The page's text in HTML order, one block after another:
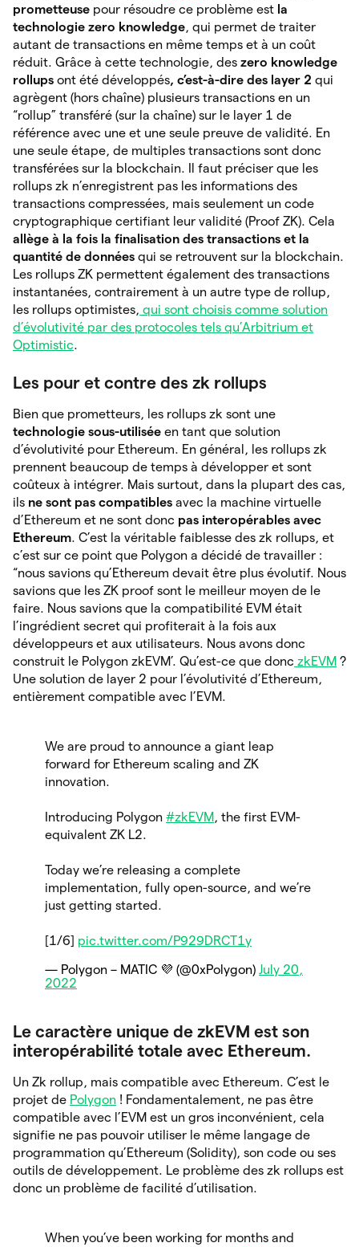
prometteuse pour résoudre ce problème est la
technologie zero knowledge, qui permet de traiter
autant de transactions en même temps et à un coût
réduit. Grâce à cette technologie, des zero knowledge
rollups ont été développés, c’est-à-dire des layer 2 qui
agrègent (hors chaîne) plusieurs transactions en un
“rollup” transféré (sur la chaîne) sur le layer 1 de
référence avec une et une seule preuve de validité. En
une seule étape, de multiples transactions sont donc
transférées sur la blockchain. Il faut préciser que les
rollups zk n’enregistrent pas les informations des
transactions compressées, mais seulement un code
cryptographique certifiant leur validité (Proof ZK). Cela
allège à la fois la finalisation des transactions et la
quantité de données qui se retrouvent sur la blockchain.
Les rollups ZK permettent également des transactions
instantanées, contrairement à un autre type de rollup,
les rollups optimistes, qui sont choisis comme solution
d’évolutivité par des protocoles tels qu’Arbitrium et
Optimistic.
Les pour et contre des zk rollups
Bien que prometteurs, les rollups zk sont une
technologie sous-utilisée en tant que solution
d’évolutivité pour Ethereum. En général, les rollups zk
prennent beaucoup de temps à développer et sont
coûteux à intégrer. Mais surtout, dans la plupart des cas,
ils ne sont pas compatibles avec la machine virtuelle
d’Ethereum et ne sont donc pas interopérables avec
Ethereum. C’est la véritable faiblesse des zk rollups, et
c’est sur ce point que Polygon a décidé de travailler :
“nous savions qu’Ethereum devait être plus évolutif. Nous
savions que les ZK proof sont le meilleur moyen de le
faire. Nous savions que la compatibilité EVM était
l’ingrédient secret qui profiterait à la fois aux
développeurs et aux utilisateurs. Nous avons donc
construit le Polygon zkEVM’. Qu’est-ce que donc zkEVM ?
Une solution de layer 2 pour l’évolutivité d’Ethereum,
entièrement compatible avec l’EVM.
We are proud to announce a giant leap
forward for Ethereum scaling and ZK
innovation.
Introducing Polygon #zkEVM , the first EVM-
equivalent ZK L2.
Today we’re releasing a complete
implementation, fully open-source, and we’re
just getting started.
[1/6] pic.twitter.com/P929DRCT1y
— Polygon – MATIC 💜 (@0xPolygon) July 20,
2022
Le caractère unique de zkEVM est son
interopérabilité totale avec Ethereum.
Un Zk rollup, mais compatible avec Ethereum. C’est le
projet de Polygon ! Fondamentalement, ne pas être
compatible avec l’EVM est un gros inconvénient, cela
signifie ne pas pouvoir utiliser le même langage de
programmation qu’Ethereum (Solidity), son code ou ses
outils de développement. Le problème des zk rollups est
donc un problème de facilité d’utilisation.
When you’ve been working for months and